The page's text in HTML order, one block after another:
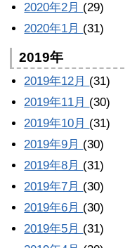
2020年2月 (29)
2020年1月 (31)
2019年
2019年12月 (31)
2019年11月 (30)
2019年10月 (31)
2019年9月 (30)
2019年8月 (31)
2019年7月 (30)
2019年6月 (30)
2019年5月 (31)